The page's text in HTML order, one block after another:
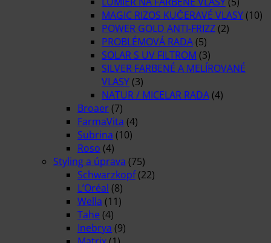
MAGIC RIZOS KUČERAVÉ VLASY (10)
POWER GOLD ANTI-FRIZZ (2)
PROBLÉMOVÁ RADA (5)
SOLAR S UV FILTROM (3)
SILVER FARBENÉ A MELÍROVANÉ
VLASY (3)
NATUR / MICELAR RADA (4)
Broaer (7)
FarmaVita (4)
Subrina (10)
Roso (4)
Styling a úprava (75)
Schwarzkopf (22)
L’Oréal (8)
Wella (11)
Tahe (4)
Inebrya (9)